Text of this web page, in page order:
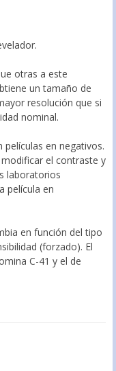
otras a este
un tamaño de
resolución que si
nominal.
películas en negativos.
el contraste y
laboratorios
película en
en función del tipo
(forzado). El
C-41 y el de